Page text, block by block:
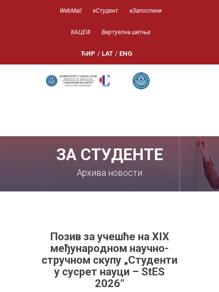
WebMail еСтудент еЗапослени
КАЦЕФ Виртуелна шетња
ЋИР / LAT / ENG
ЗА СТУДЕНТЕ
Архива новости
Пoзив зa учeшћe нa XIX
мeђунaрoднoм нaучнo-
стручнoм скупу „Студeнти
у сусрeт нaуци – StES
2026“